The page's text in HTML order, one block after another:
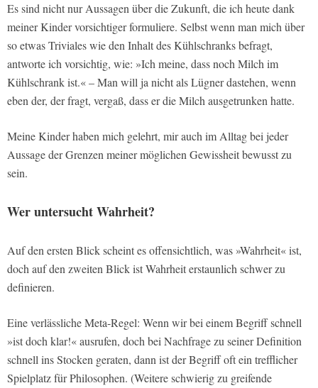
Es sind nicht nur Aussagen über die Zukunft, die ich heute dank
meiner Kinder vorsichtiger formuliere. Selbst wenn man mich über
so etwas Triviales wie den Inhalt des Kühlschranks befragt,
antworte ich vorsichtig, wie: »Ich meine, dass noch Milch im
Kühlschrank ist.« – Man will ja nicht als Lügner dastehen, wenn
eben der, der fragt, vergaß, dass er die Milch ausgetrunken hatte.
Meine Kinder haben mich gelehrt, mir auch im Alltag bei jeder
Aussage der Grenzen meiner möglichen Gewissheit bewusst zu
sein.
Wer untersucht Wahrheit?
Auf den ersten Blick scheint es offensichtlich, was »Wahrheit« ist,
doch auf den zweiten Blick ist Wahrheit erstaunlich schwer zu
definieren.
Eine verlässliche Meta-Regel: Wenn wir bei einem Begriff schnell
»ist doch klar!« ausrufen, doch bei Nachfrage zu seiner Definition
schnell ins Stocken geraten, dann ist der Begriff oft ein trefflicher
Spielplatz für Philosophen. (Weitere schwierig zu greifende